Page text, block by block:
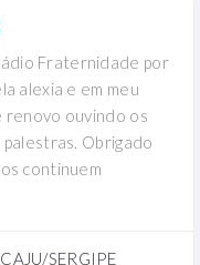
Fraternidade por
alexia e em meu
renovo ouvindo os
Obrigado
continuem
SERGIPE